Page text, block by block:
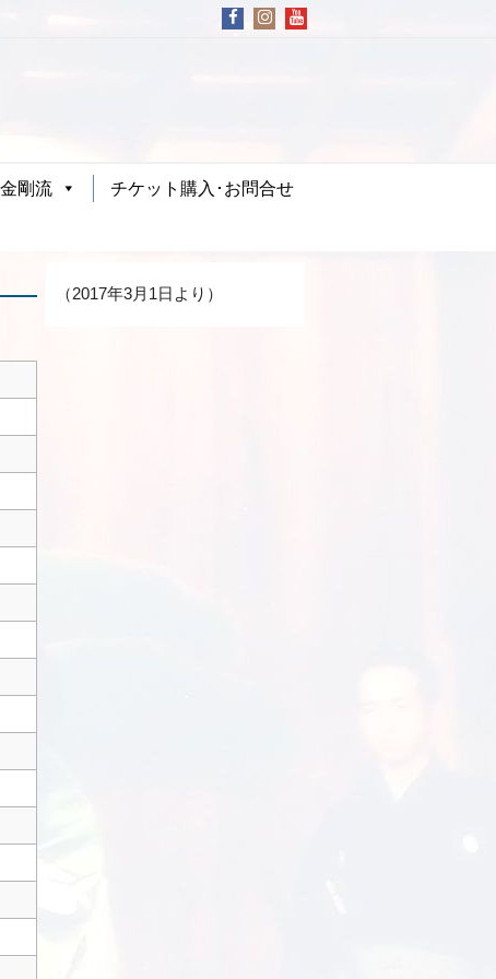
剛流
チケット購入･お問合せ
（2017年3月1日より）